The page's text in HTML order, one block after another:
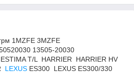
1MZFE 3MZFE
13505-20030
T/L HARRIER HARRIER HV
LEXUS ES300 LEXUS ES300/330